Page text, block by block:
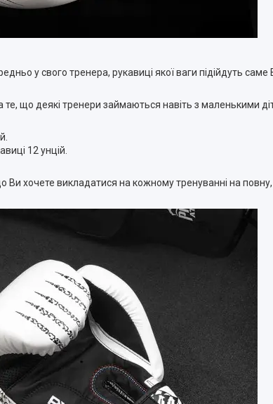
у свого тренера, рукавиці якої ваги підійдуть
те, що деякі тренери займаються навіть з маленькими
12 унцій.
Ви хочете викладатися на кожному тренуванні на